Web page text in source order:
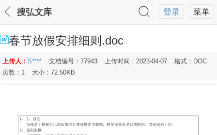
菜单
登录
搜弘文库
春节放假安排细则.doc
上传人： S**** 文档编号：77943 上传时间：2023-04-07
格式：DOC
页数：1
大小：72.50KB